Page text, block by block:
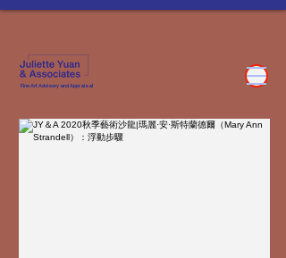
Fine Art Advisory and Appraisal